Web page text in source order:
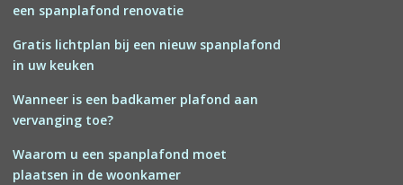
een spanplafond renovatie
Gratis lichtplan bij een nieuw spanplafond
in uw keuken
Wanneer is een badkamer plafond aan
vervanging toe?
Waarom u een spanplafond moet
plaatsen in de woonkamer